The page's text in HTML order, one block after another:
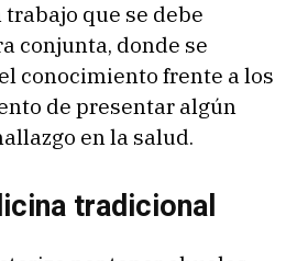
que se debe
conjunta, donde se
conocimiento frente a los
de presentar algún
en la salud.
tradicional